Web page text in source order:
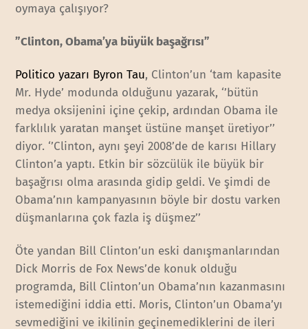
oymaya çalışıyor?
”Clinton, Obama’ya büyük başağrısı”
Politico yazarı Byron Tau, Clinton’un ‘tam kapasite
Mr. Hyde’ modunda olduğunu yazarak, ‘’bütün
medya oksijenini içine çekip, ardından Obama ile
farklılık yaratan manşet üstüne manşet üretiyor’’
diyor. ‘’Clinton, aynı şeyi 2008’de de karısı Hillary
Clinton’a yaptı. Etkin bir sözcülük ile büyük bir
başağrısı olma arasında gidip geldi. Ve şimdi de
Obama’nın kampanyasının böyle bir dostu varken
düşmanlarına çok fazla iş düşmez’’
Öte yandan Bill Clinton’un eski danışmanlarından
Dick Morris de Fox News’de konuk olduğu
programda, Bill Clinton’un Obama’nın kazanmasını
istemediğini iddia etti. Moris, Clinton’un Obama’yı
sevmediğini ve ikilinin geçinemediklerini de ileri